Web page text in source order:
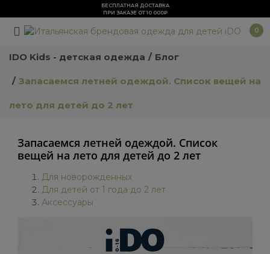
БЕСПЛАТНАЯ ДОСТАВКА
ПРИ ЗАКАЗЕ ОТ 10 000₽
0
IDO Kids - детская одежда Блог
Запасаемся летней одеждой. Список вещей на
лето для детей до 2 лет
Запасаемся летней одеждой. Список
вещей на лето для детей до 2 лет
Для новорожденных
Для детей от 1 года до 2 лет
Аксессуары